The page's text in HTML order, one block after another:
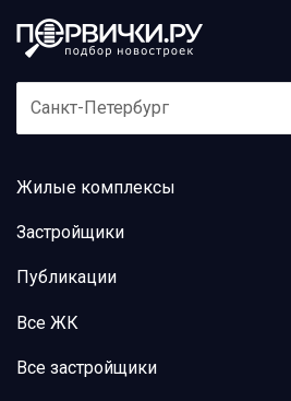
Санкт-Петербург
Жилые комплексы
Застройщики
Публикации
Все ЖК
Все застройщики